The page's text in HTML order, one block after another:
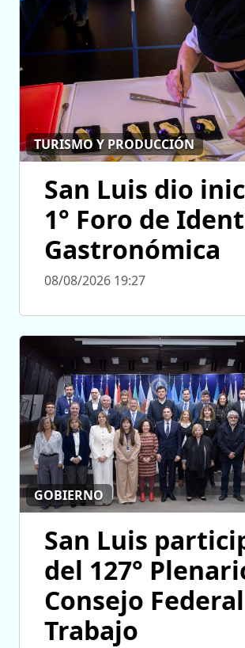
TURISMO Y PRODUCCIÓN
San Luis dio
1° Foro de
Gastronómica
08/08/2026 19:27
GOBIERNO
San Luis
del 127°
Consejo
Trabajo